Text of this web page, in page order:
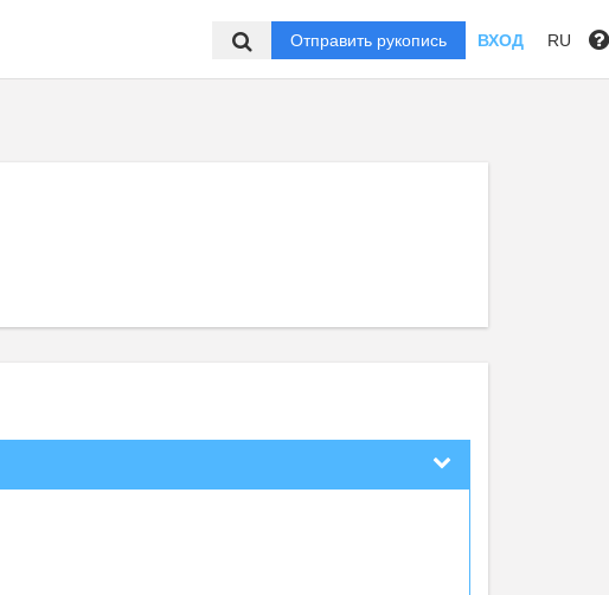
Отправить рукопись ВХОД RU